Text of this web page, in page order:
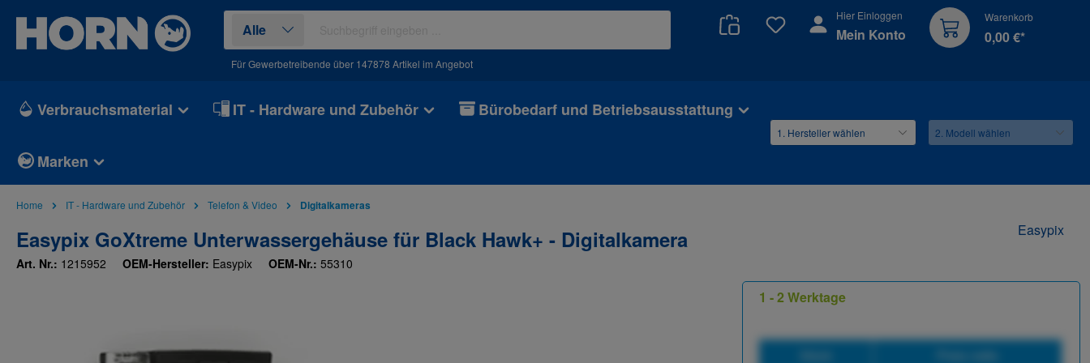
Zur Hauptnavigation springen
Alle
Für Gewerbetreibende über 147878 Artikel im Angebot
Du hast 0 Produkte auf dem Merkzettel
Hier Einloggen
Mein Konto
Warenkorb
0,00 €*
Verbrauchsmaterial IT - Hardware und Zubehör Bürobedarf und Betriebsausstattung
Marken
Home IT - Hardware und Zubehör Telefon & Video Digitalkameras
Easypix GoXtreme Unterwassergehäuse für Black Hawk+ - Digitalkamera
Art. Nr.: 1215952 OEM-Hersteller: Easypix OEM-Nr.: 55310
Easypix
1 - 2 Werktage